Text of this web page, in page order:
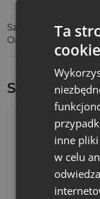
Stylowe
doskonale
wykorzystać je
woreczki
opakowania na
spotkania przy
Dzięki
sakiewki świetnie
drobiazgów jak:
biżuteria
drobne
Szczegóły
Odpowiedzialność
Sprawdź
Ta
cookie
inne
w celu